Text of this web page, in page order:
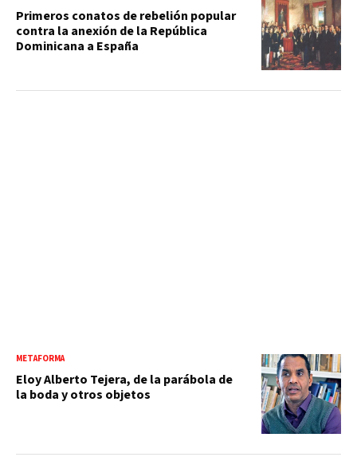
Primeros conatos de rebelión popular
contra la anexión de la República
Dominicana a España
METAFORMA
Eloy Alberto Tejera, de la parábola de
la boda y otros objetos